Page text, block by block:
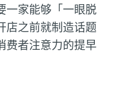
一家能够「一眼脱
店之前就制造话题
费者注意力的提早